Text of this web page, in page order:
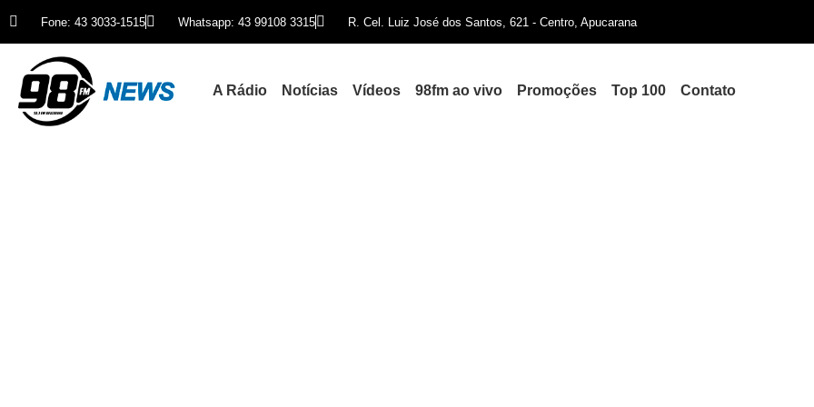
Fone: 43 3033-1515 Whatsapp: 43 99108 3315 R. Cel. Luiz José dos Santos, 621 - Centro, Apucarana
A Rádio Notícias Vídeos 98fm ao vivo Promoções Top 100 Contato